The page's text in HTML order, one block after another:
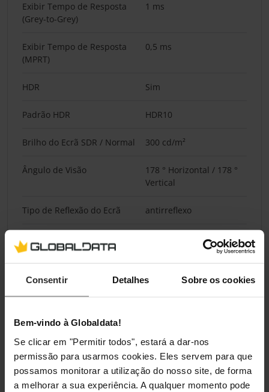
Consentir Detalhes Sobre os cookies
Bem-vindo à Globaldata!
Se clicar em "Permitir todos", estará a dar-nos
permissão para usarmos cookies. Eles servem para que
possamos monitorar a utilização do nosso site, de forma
a melhorar a sua experiência. A qualquer momento pode
Exibir Tempo de Resposta
(Grey-to-Grey)
1 ms
Exibir Tempo de Resposta
(MPRT)
0,5 ms
HDR Sim
Padrão HDR HDR10
Brilho do Ecrã SDR / Normal 300 cd/m²
Ângulo de Visão
178 ° Horizontal / 178 °
Vertical
Tipo de Reflexão do Ecrã antirreflexo
Fonte de Alimentação
Alimentação
Portas Externas
Conectores do Monitor 1 x DisplayPort, 2 x HDMI